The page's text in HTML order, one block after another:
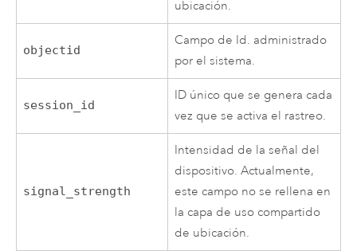
ubicación.
objectid
Campo de Id. administrado
por el sistema.
session_id
ID único que se genera cada
vez que se activa el rastreo.
signal_strength
Intensidad de la señal del
dispositivo. Actualmente,
este campo no se rellena en
la capa de uso compartido
de ubicación.